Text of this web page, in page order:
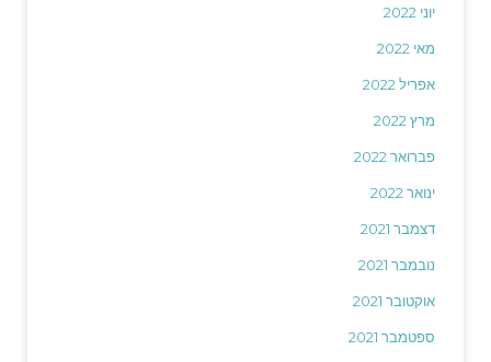
יוני 2022
מאי 2022
אפריל 2022
מרץ 2022
פברואר 2022
ינואר 2022
דצמבר 2021
נובמבר 2021
אוקטובר 2021
ספטמבר 2021